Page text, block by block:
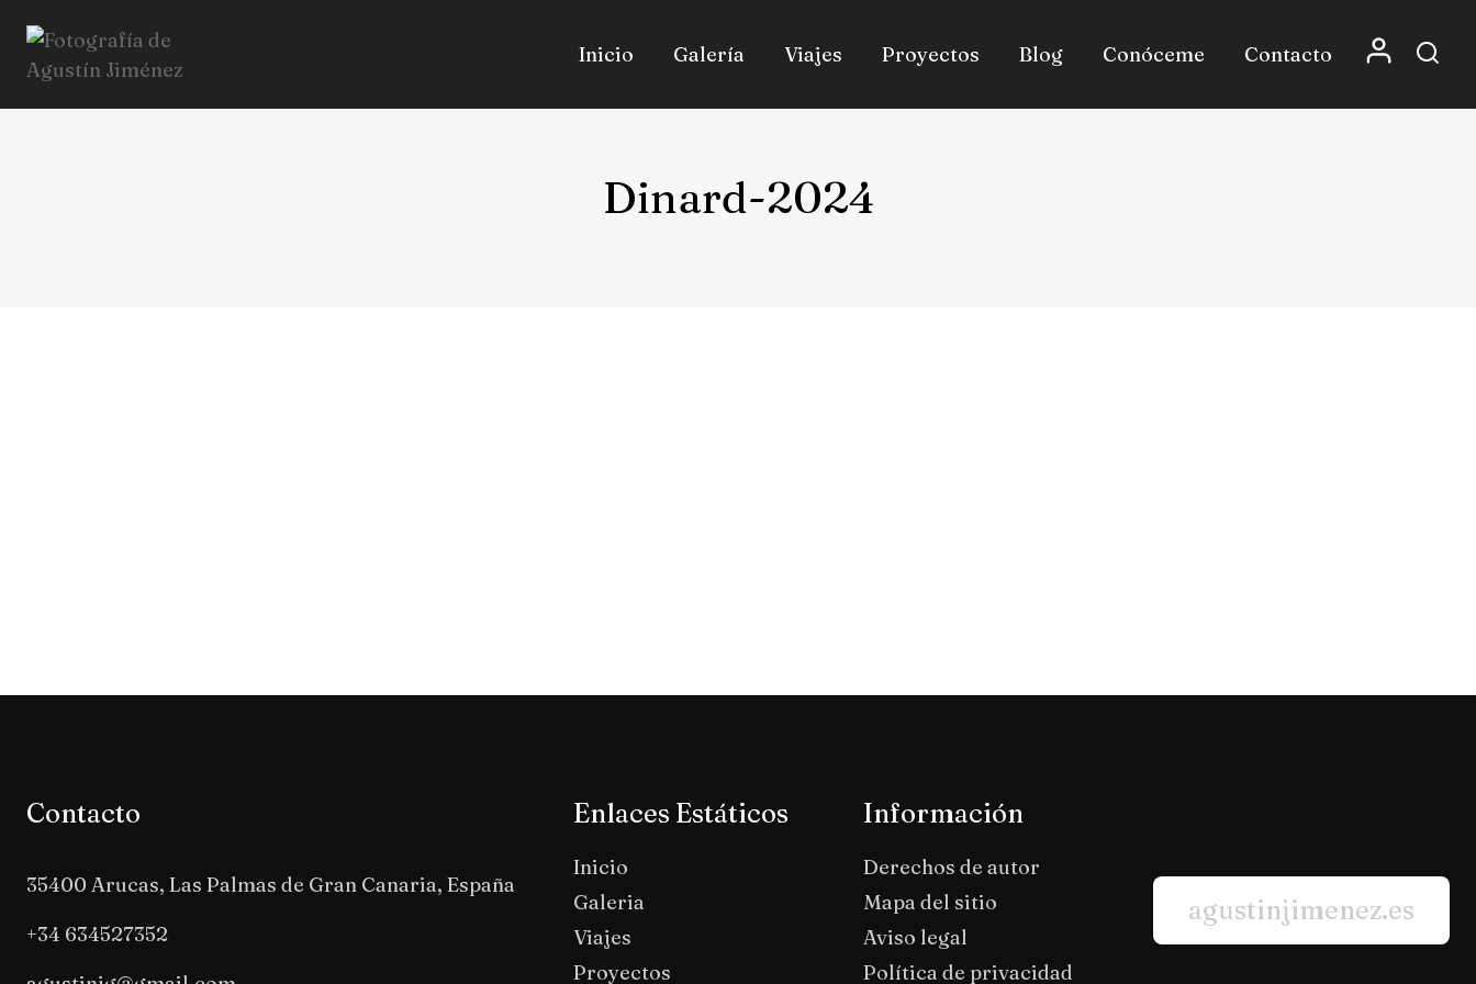
Inicio Galería Viajes Proyectos Blog Conóceme Contacto
Dinard-2024
Contacto
35400 Arucas, Las Palmas de Gran Canaria, España
+34 634527352
Enlaces Estáticos
Inicio
Galeria
Viajes
Proyectos
Información
Derechos de autor
Mapa del sitio
Aviso legal
Política de privacidad
agustinjimenez.es